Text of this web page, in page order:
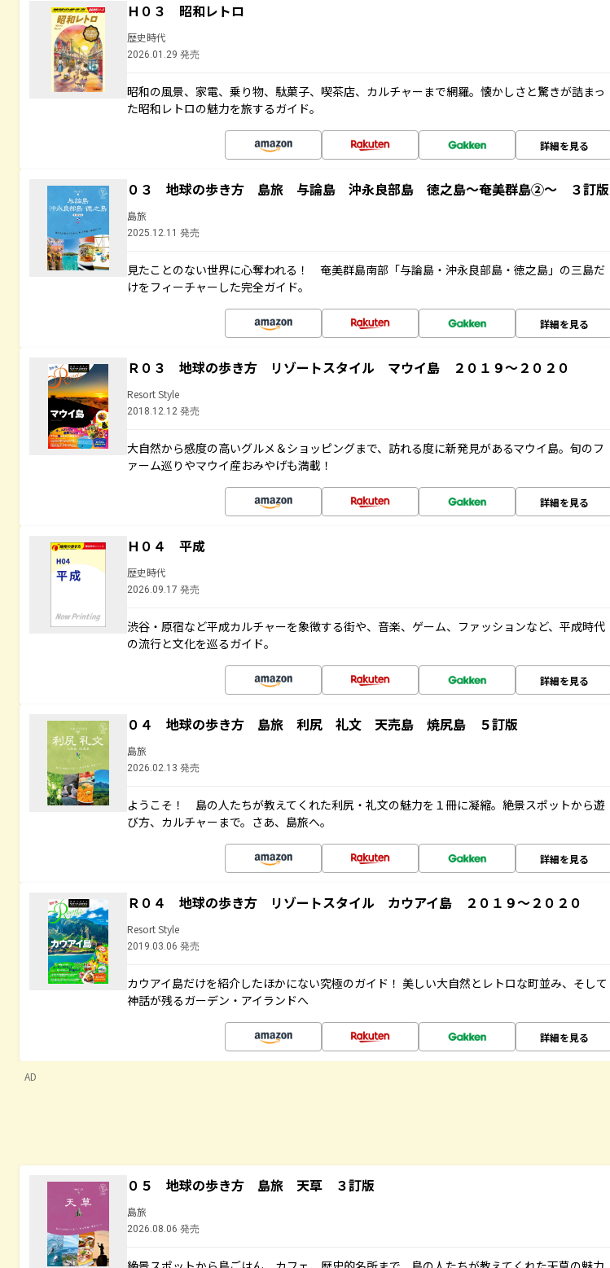
Ｈ０３ 昭和レトロ
歴史時代
2026.01.29 発売
昭和の風景、家電、乗り物、駄菓子、喫茶店、カルチャーまで網羅。懐かしさと驚きが詰まっ
た昭和レトロの魅力を旅するガイド。
詳細を見る
０３ 地球の歩き方 島旅 与論島 沖永良部島 徳之島～奄美群島②～ ３訂版
島旅
2025.12.11 発売
見たことのない世界に心奪われる！ 奄美群島南部「与論島・沖永良部島・徳之島」の三島だ
けをフィーチャーした完全ガイド。
詳細を見る
Ｒ０３ 地球の歩き方 リゾートスタイル マウイ島 ２０１９～２０２０
Resort Style
2018.12.12 発売
大自然から感度の高いグルメ＆ショッピングまで、訪れる度に新発見があるマウイ島。旬のフ
ァーム巡りやマウイ産おみやげも満載！
詳細を見る
Ｈ０４ 平成
歴史時代
2026.09.17 発売
渋谷・原宿など平成カルチャーを象徴する街や、音楽、ゲーム、ファッションなど、平成時代
の流行と文化を巡るガイド。
詳細を見る
０４ 地球の歩き方 島旅 利尻 礼文 天売島 焼尻島 ５訂版
島旅
2026.02.13 発売
ようこそ！ 島の人たちが教えてくれた利尻・礼文の魅力を１冊に凝縮。絶景スポットから遊
び方、カルチャーまで。さあ、島旅へ。
詳細を見る
Ｒ０４ 地球の歩き方 リゾートスタイル カウアイ島 ２０１９～２０２０
Resort Style
2019.03.06 発売
カウアイ島だけを紹介したほかにない究極のガイド！ 美しい大自然とレトロな町並み、そして
神話が残るガーデン・アイランドへ
詳細を見る
AD
０５ 地球の歩き方 島旅 天草 ３訂版
島旅
2026.08.06 発売